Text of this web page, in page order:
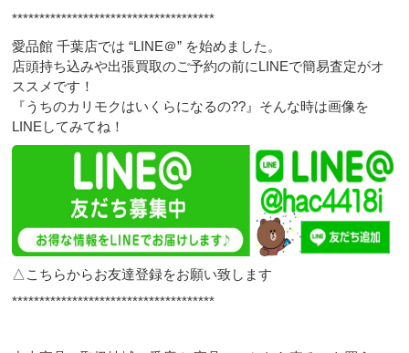
*************************************
愛品館 千葉店では “LINE＠” を始めました。
店頭持ち込みや出張買取のご予約の前にLINEで簡易査定がオ
ススメです！
『うちのカリモクはいくらになるの??』そんな時は画像を
LINEしてみてね！
△こちらからお友達登録をお願い致します
*************************************